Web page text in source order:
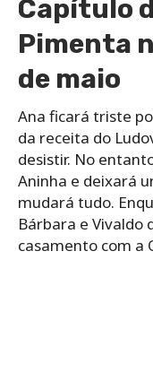
Capítulo
Pimenta
de maio
Ana ficará triste
da receita do
desistir. No
Aninha e deixará
mudará tudo.
Bárbara e Vivaldo
casamento com a